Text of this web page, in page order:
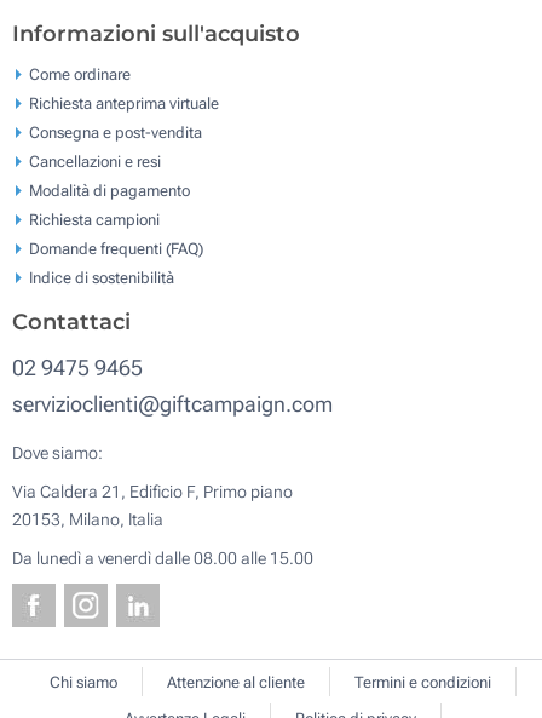
Informazioni sull'acquisto
Come ordinare
Richiesta anteprima virtuale
Consegna e post-vendita
Cancellazioni e resi
Modalità di pagamento
Richiesta campioni
Domande frequenti (FAQ)
Indice di sostenibilità
Contattaci
02 9475 9465
servizioclienti@giftcampaign.com
Dove siamo:
Via Caldera 21, Edificio F, Primo piano
20153, Milano, Italia
Da lunedì a venerdì dalle 08.00 alle 15.00
Chi siamo Attenzione al cliente
Termini e condizioni